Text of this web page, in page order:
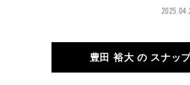
ズ」
豊田 裕大 の スナッ